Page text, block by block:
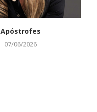
Apóstrofes
07/06/2026